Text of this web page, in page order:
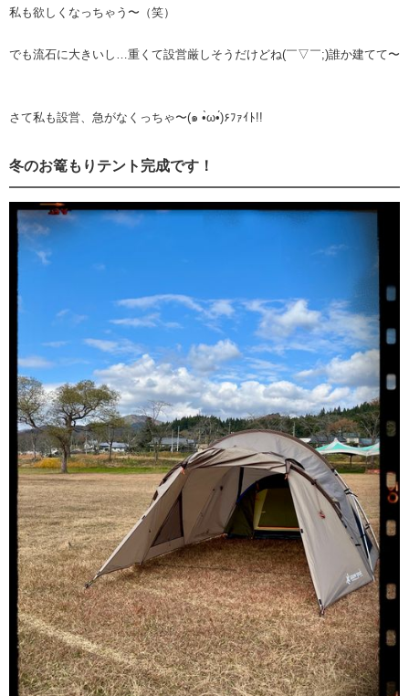
私も欲しくなっちゃう〜（笑）
でも流石に大きいし…重くて設営厳しそうだけどね(￣▽￣;)誰か建てて〜
さて私も設営、急がなくっちゃ〜(๑ •̀ω•́)۶ﾌｧｲﾄ!!
冬のお篭もりテント完成です！